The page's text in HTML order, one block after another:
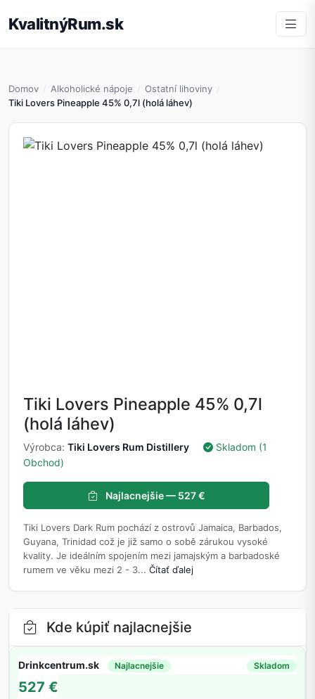
KvalitnýRum.sk
Domov Alkoholické nápoje
Ostatní lihoviny
Tiki Lovers Pineapple 45% 0,7l (holá láhev)
Tiki Lovers Pineapple 45% 0,7l
(holá láhev)
Výrobca: Tiki Lovers Rum Distillery
Skladom (1
Obchod)
Najlacnejšie — 527 €
Tiki Lovers Dark Rum pochází z ostrovů Jamaica, Barbados,
Guyana, Trinidad což je již samo o sobě zárukou vysoké
kvality. Je ideálním spojením mezi jamajským a barbadoské
rumem ve věku mezi 2 - 3... Čítať ďalej
Kde kúpiť najlacnejšie
Drinkcentrum.sk Najlacnejšie Skladom
527 €